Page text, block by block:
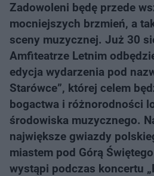
Zadowoleni będę przede
mocniejszych brzmień, a
sceny muzycznej. Już 30
Amfiteatrze Letnim
edycja wydarzenia pod
Starówce”, której celem
bogactwa i różnorodności
środowiska muzycznego.
największe gwiazdy
miastem pod Górą
wystąpi podczas koncertu